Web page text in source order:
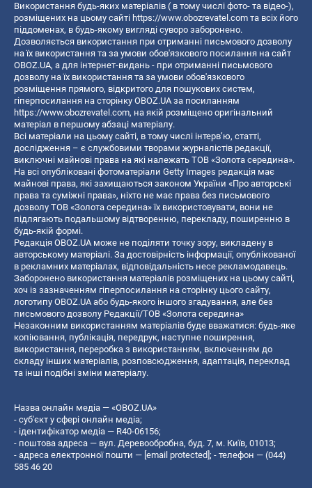
Використання будь-яких матеріалів ( в тому числі фото- та відео-),
розміщених на цьому сайті https://www.obozrevatel.com та всіх його
піддоменах, в будь-якому вигляді суворо заборонено.
Дозволяється використання при отриманні письмового дозволу
на їх використання та за умови обов'язкового посилання на сайт
OBOZ.UA, а для інтернет-видань - при отриманні письмового
дозволу на їх використання та за умови обов'язкового
розміщення прямого, відкритого для пошукових систем,
гіперпосилання на сторінку OBOZ.UA за посиланням
https://www.obozrevatel.com, на якій розміщено оригінальний
матеріал в першому абзаці матеріалу.
Всі матеріали на цьому сайті, в тому числі інтерв’ю, статті,
дослідження – є службовими творами журналістів редакції,
виключні майнові права на які належать ТОВ «Золота середина».
На всі опубліковані фотоматеріали Getty Images редакція має
майнові права, які захищаються законом України «Про авторські
права та суміжні права», ніхто не має права без письмового
дозволу ТОВ «Золота середина» їх використовувати, вони не
підлягають подальшому відтворенню, перекладу, поширенню в
будь-якій формі.
Редакція OBOZ.UA може не поділяти точку зору, викладену в
авторському матеріалі. За достовірність інформації, опублікованої
в рекламних матеріалах, відповідальність несе рекламодавець.
Заборонено використання матеріалів розміщених на цьому сайті,
хоч із зазначенням гіперпосилання на сторінку цього сайту,
логотипу OBOZ.UA або будь-якого іншого згадування, але без
письмового дозволу Редакції/ТОВ «Золота середина»
Незаконним використанням матеріалів буде вважатися: будь-яке
копiювання, публiкацiя, передрук, наступне поширення,
використання, переробка з використанням, включенням до
складу інших матеріалів, розповсюдження, адаптація, переклад
та інші подібні зміни матеріалу.
Назва онлайн медіа — «OBOZ.UA»
- суб'єкт у сфері онлайн медіа;
- ідентифікатор медіа — R40-06156;
- поштова адреса — вул. Деревообробна, буд. 7, м. Київ, 01013;
- адреса електронної пошти — [email protected] ; - телефон — (044)
585 46 20